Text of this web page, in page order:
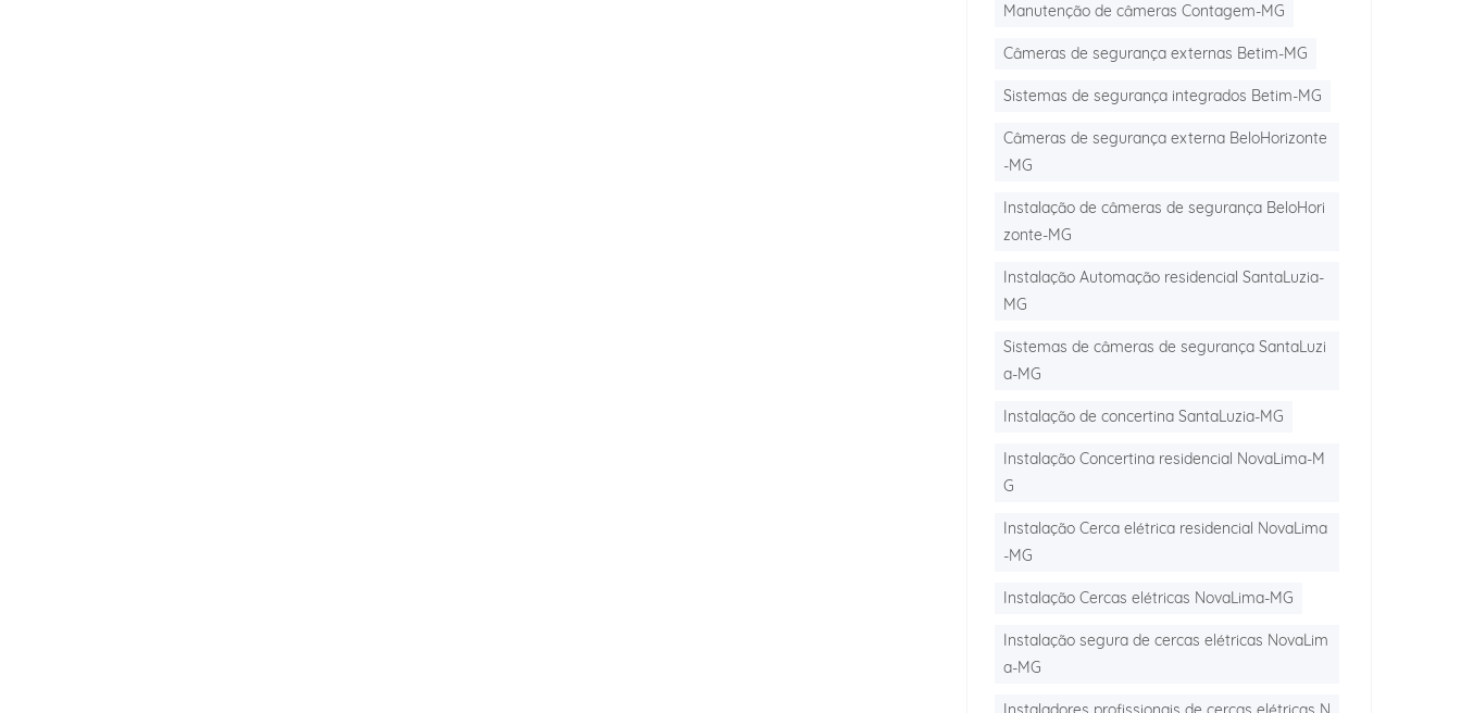
Manutenção de câmeras Contagem-MG
Câmeras de segurança externas Betim-MG
Sistemas de segurança integrados Betim-MG
Câmeras de segurança externa BeloHorizonte
-MG
Instalação de câmeras de segurança BeloHori
zonte-MG
Instalação Automação residencial SantaLuzia-
MG
Sistemas de câmeras de segurança SantaLuzi
a-MG
Instalação de concertina SantaLuzia-MG
Instalação Concertina residencial NovaLima-M
G
Instalação Cerca elétrica residencial NovaLima
-MG
Instalação Cercas elétricas NovaLima-MG
Instalação segura de cercas elétricas NovaLim
a-MG